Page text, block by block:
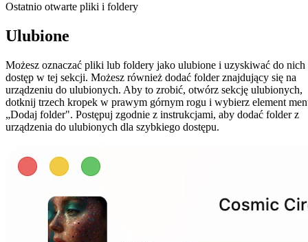
Ostatnio otwarte pliki i foldery
Ulubione
Możesz oznaczać pliki lub foldery jako ulubione i uzyskiwać do nich
dostęp w tej sekcji. Możesz również dodać folder znajdujący się na
urządzeniu do ulubionych. Aby to zrobić, otwórz sekcję ulubionych,
dotknij trzech kropek w prawym górnym rogu i wybierz element
„Dodaj folder". Postępuj zgodnie z instrukcjami, aby dodać folder z
urządzenia do ulubionych dla szybkiego dostępu.